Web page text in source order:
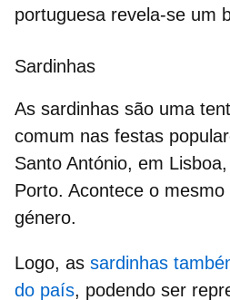
portuguesa revela-se um
Sardinhas
As sardinhas são uma
comum nas festas
Santo António, em
Porto. Acontece o
género.
Logo, as sardinhas
do país, podendo ser